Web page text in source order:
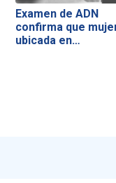
Examen de ADN
confirma que
ubicada en…